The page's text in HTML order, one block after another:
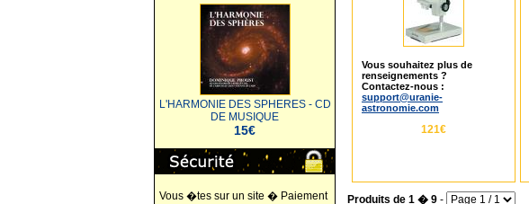
L'HARMONIE DES SPHERES - CD
DE MUSIQUE
15€
Vous �tes sur un site � Paiement
Vous souhaitez plus de
renseignements ?
Contactez-nous :
support@uranie-
astronomie.com
121€
Produits de 1 � 9 -